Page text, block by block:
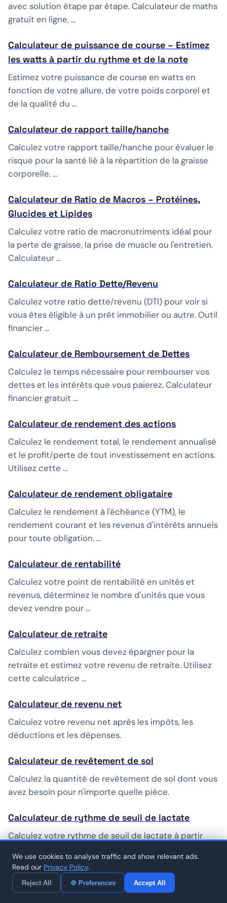
avec solution étape par étape. Calculateur de maths
gratuit en ligne, …
Calculateur de puissance de course – Estimez
les watts à partir du rythme et de la note
Estimez votre puissance de course en watts en
fonction de votre allure, de votre poids corporel et
de la qualité du …
Calculateur de rapport taille/hanche
Calculez votre rapport taille/hanche pour évaluer le
risque pour la santé lié à la répartition de la graisse
corporelle. …
Calculateur de Ratio de Macros – Protéines,
Glucides et Lipides
Calculez votre ratio de macronutriments idéal pour
la perte de graisse, la prise de muscle ou l'entretien.
Calculateur …
Calculateur de Ratio Dette/Revenu
Calculez votre ratio dette/revenu (DTI) pour voir si
vous êtes éligible à un prêt immobilier ou autre. Outil
financier …
Calculateur de Remboursement de Dettes
Calculez le temps nécessaire pour rembourser vos
dettes et les intérêts que vous paierez. Calculateur
financier gratuit …
Calculateur de rendement des actions
Calculez le rendement total, le rendement annualisé
et le profit/perte de tout investissement en actions.
Utilisez cette …
Calculateur de rendement obligataire
Calculez le rendement à l'échéance (YTM), le
rendement courant et les revenus d'intérêts annuels
pour toute obligation. …
Calculateur de rentabilité
Calculez votre point de rentabilité en unités et
revenus, déterminez le nombre d'unités que vous
devez vendre pour …
Calculateur de retraite
Calculez combien vous devez épargner pour la
retraite et estimez votre revenu de retraite. Utilisez
cette calculatrice …
Calculateur de revenu net
Calculez votre revenu net après les impôts, les
déductions et les dépenses.
Calculateur de revêtement de sol
Calculez la quantité de revêtement de sol dont vous
avez besoin pour n'importe quelle pièce.
Calculateur de rythme de seuil de lactate
Calculez votre rythme de seuil de lactate à partir
exact pour les courses …
Calculateur de rythme ultra-marathon
We use cookies to analyse traffic and show relevant ads.
Read our Privacy Policy.
Reject All ⚙ Preferences Accept All